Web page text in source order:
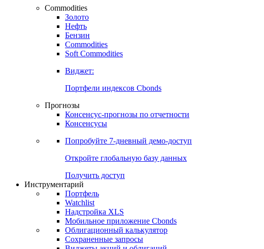
Commodities
Золото
Нефть
Бензин
Commodities
Soft Commodities
Виджет:
Портфели индексов Cbonds
Прогнозы
Консенсус-прогнозы по отчетности
Консенсусы
Попробуйте 7-дневный демо-доступ
Откройте глобальную базу данных
Получить доступ
Инструментарий
Портфель
Watchlist
Надстройка XLS
Мобильное приложение Cbonds
Облигационный калькулятор
Сохраненные запросы